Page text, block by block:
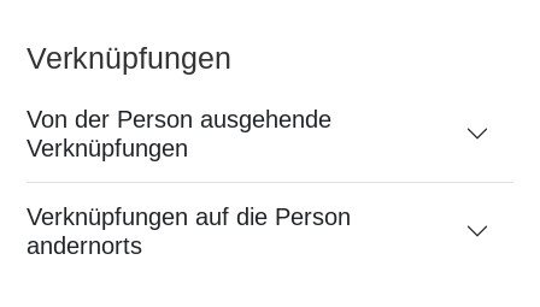
Verknüpfungen
Von der Person ausgehende
Verknüpfungen
Verknüpfungen auf die Person
andernorts